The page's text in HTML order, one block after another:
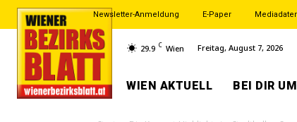
Newsletter-Anmeldung E-Paper
29.9 C Wien Freitag, August 7, 2026
WIEN AKTUELL BEI DIR